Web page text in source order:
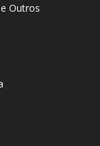
Outros